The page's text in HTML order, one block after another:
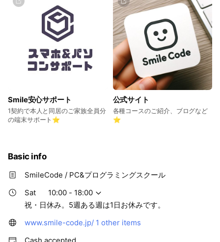
Smile安心サポート
1契約で本人と同居のご家族全員分
の端末サポート⭐️
公式サイト
各種コースのご紹介、ブログなど
⭐️
Basic info
SmileCode / PC&プログラミングスクール
Sat
10:00 - 18:00
祝・日休み。5週ある週は1日お休みです。
www.smile-code.jp/ 1 other items